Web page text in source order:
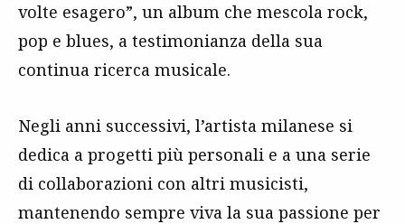
volte esagero”, un album che mescola rock,
pop e blues, a testimonianza della sua
continua ricerca musicale.
Negli anni successivi, l’artista milanese si
dedica a progetti più personali e a una serie
di collaborazioni con altri musicisti,
mantenendo sempre viva la sua passione per